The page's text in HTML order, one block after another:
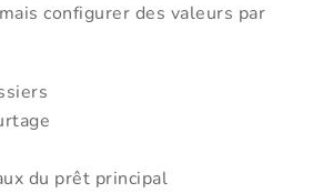
configurer des valeurs par
du prêt principal